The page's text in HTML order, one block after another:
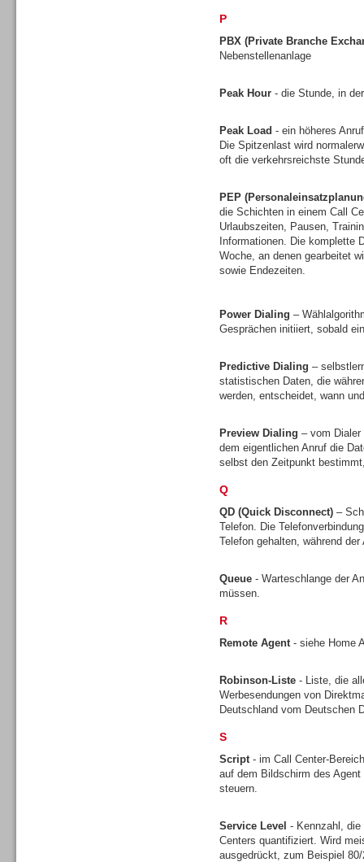
P
PBX (Private Branche
Nebenstellenanlage
Peak Hour - die Stunde, in
Peak Load - ein höheres
Die Spitzenlast wird
oft die verkehrsreichste
PEP
die Schichten in einem Call
Urlaubszeiten, Pausen,
Informationen. Die komplette
Woche, an denen gearbeitet
sowie Endezeiten.
Power Dialing –
Gesprächen initiiert, sobald
Predictive Dialing –
statistischen Daten, die
werden, entscheidet, wann
Preview Dialing – vom Dialer
dem eigentlichen Anruf die
selbst den Zeitpunkt
Q
QD (Quick Disconnect) –
Telefon. Die
Telefon gehalten, während
Queue - Warteschlange der
müssen.
R
Remote Agent- siehe Home
Robinson-Liste - Liste, die
Werbesendungen von
Deutschland vom Deutschen
S
Script- im Call Center-
auf dem Bildschirm des
steuern.
Service Level - Kennzahl,
Centers quantifiziert. Wird
ausgedrückt, zum Beispiel